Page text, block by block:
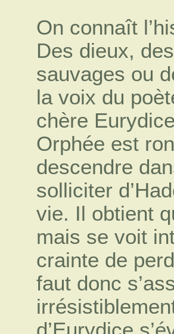
On connaît
Des dieux,
sauvages ou
la voix du
chère
Orphée est
descendre
solliciter
vie. Il obtient
mais se voit
crainte de
faut donc